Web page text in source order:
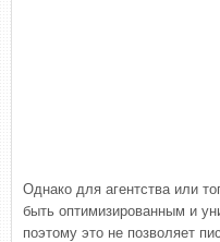
Однако для агентства или
быть оптимизированным и
поэтому это не позволяет